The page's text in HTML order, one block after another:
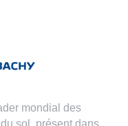
mondial des
sol, présent dans